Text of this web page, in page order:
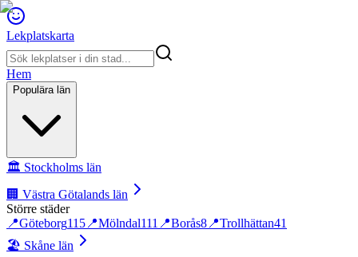
Lekplatskarta
Hem
Populära län
🏛️ Stockholms län
🏢 Västra Götalands län
Större städer
📍Göteborg115 📍Mölndal111 📍Borås8 📍Trollhättan41
🏖️ Skåne län